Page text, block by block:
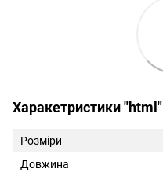
Харакетристики "html"
Розміри
Довжина